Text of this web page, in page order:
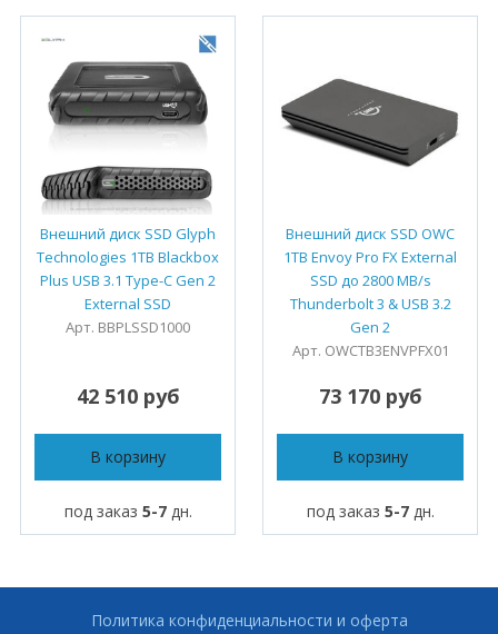
Внешний диск SSD Glyph
Technologies 1TB Blackbox
Plus USB 3.1 Type-C Gen 2
External SSD
Арт. BBPLSSD1000
42 510 руб
В корзину
под заказ 5-7дн.
Внешний диск SSD OWC
1TB Envoy Pro FX External
SSD до 2800 MB/s
Thunderbolt 3 & USB 3.2
Gen 2
Арт. OWCTB3ENVPFX01
73 170 руб
В корзину
под заказ 5-7дн.
Политика конфиденциальности и оферта